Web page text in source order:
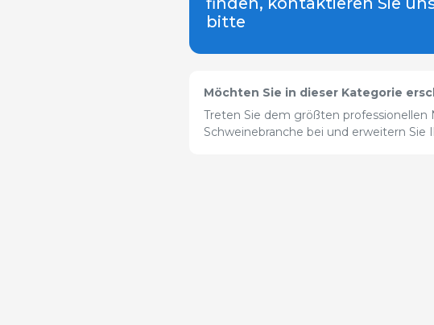
bitte
Möchten Sie in dieser Kategorie
Treten Sie dem größten professionellen
Schweinebranche bei und erweitern Sie